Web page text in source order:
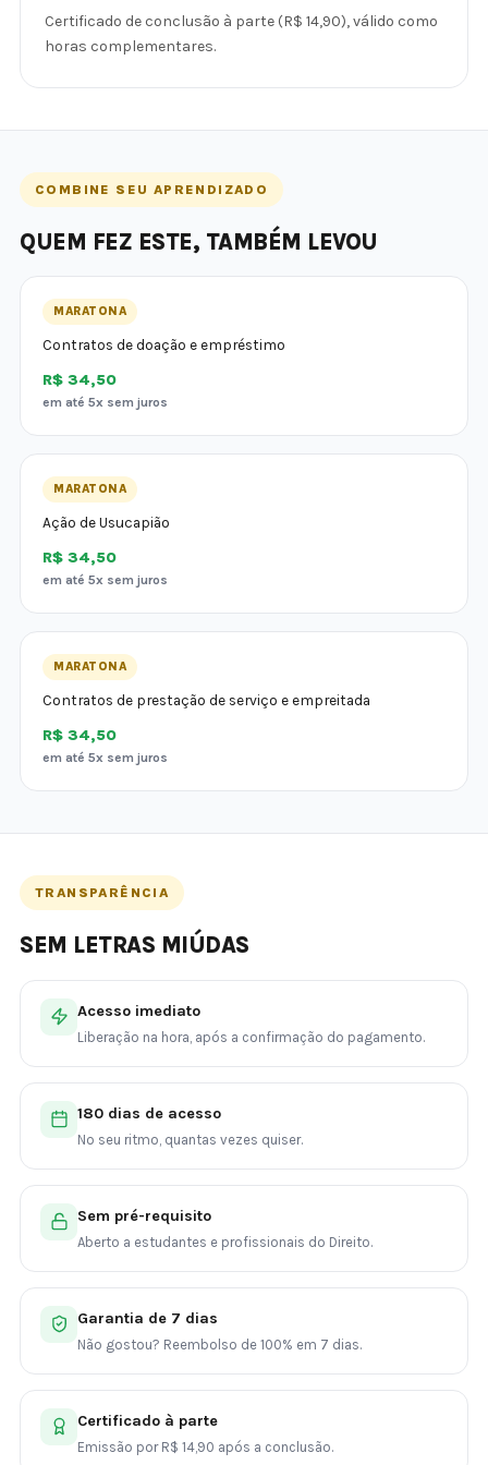
Certificado de conclusão à parte (R$ 14,90), válido como
horas complementares.
COMBINE SEU APRENDIZADO
QUEM FEZ ESTE, TAMBÉM LEVOU
MARATONA
Contratos de doação e empréstimo
R$ 34,50
em até 5x sem juros
MARATONA
Ação de Usucapião
R$ 34,50
em até 5x sem juros
MARATONA
Contratos de prestação de serviço e empreitada
R$ 34,50
em até 5x sem juros
TRANSPARÊNCIA
SEM LETRAS MIÚDAS
Acesso imediato
Liberação na hora, após a confirmação do pagamento.
180 dias de acesso
No seu ritmo, quantas vezes quiser.
Sem pré-requisito
Aberto a estudantes e profissionais do Direito.
Garantia de 7 dias
Não gostou? Reembolso de 100% em 7 dias.
Certificado à parte
Emissão por R$ 14,90 após a conclusão.